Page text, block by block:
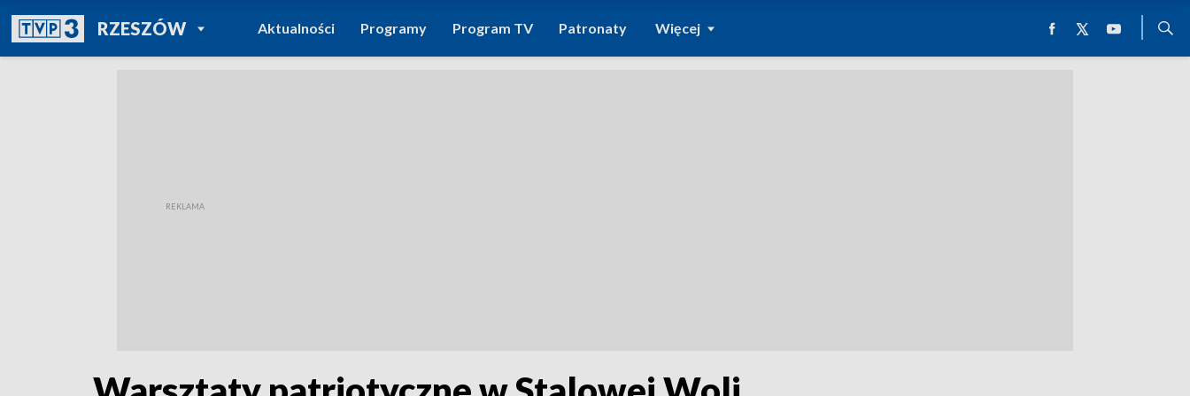
RZESZÓWPOWRÓT DO
TVP REGIONY
Aktualności Programy Program TV Patronaty Więcej